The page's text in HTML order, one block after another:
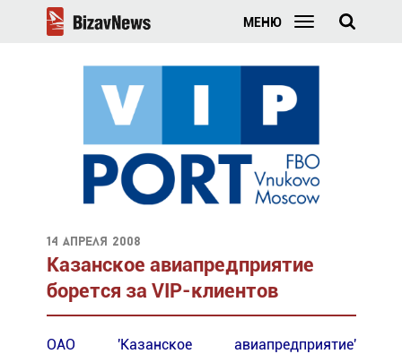
МЕНЮ
14 апреля 2008
Казанское авиапредприятие
борется за VIP-клиентов
ОАО 'Казанское авиапредприятие'